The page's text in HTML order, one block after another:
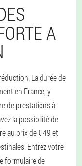
A
La durée de
en France, y
de prestations à
la possibilité de
au prix de € 49 et
Entrez votre
formulaire de